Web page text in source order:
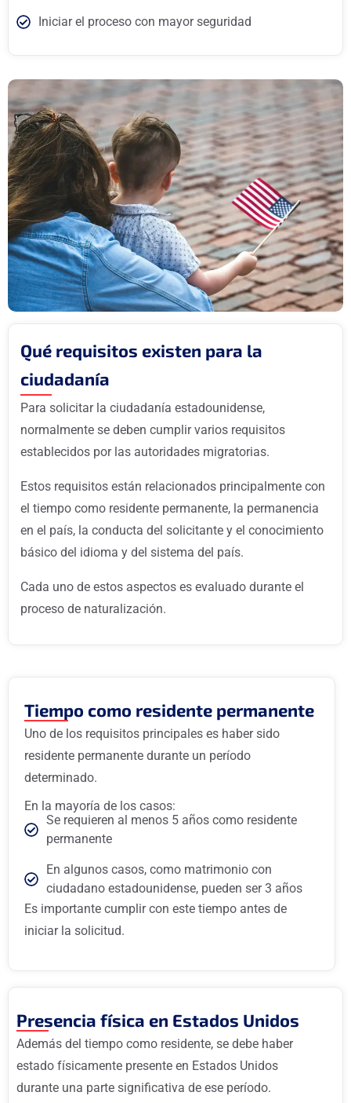
Iniciar el proceso con mayor seguridad
Qué requisitos existen para la
ciudadanía
Para solicitar la ciudadanía estadounidense,
normalmente se deben cumplir varios requisitos
establecidos por las autoridades migratorias.
Estos requisitos están relacionados principalmente con
el tiempo como residente permanente, la permanencia
en el país, la conducta del solicitante y el conocimiento
básico del idioma y del sistema del país.
Cada uno de estos aspectos es evaluado durante el
proceso de naturalización.
Tiempo como residente permanente
Uno de los requisitos principales es haber sido
residente permanente durante un período
determinado.
En la mayoría de los casos:
Se requieren al menos 5 años como residente
permanente
En algunos casos, como matrimonio con
ciudadano estadounidense, pueden ser 3 años
Es importante cumplir con este tiempo antes de
iniciar la solicitud.
Presencia física en Estados Unidos
Además del tiempo como residente, se debe haber
estado físicamente presente en Estados Unidos
durante una parte significativa de ese período.